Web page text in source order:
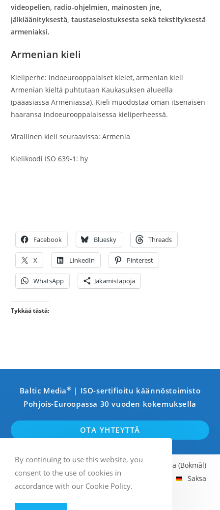
videopelien, radio-ohjelmien, mainosten jne,
jälkiäänityksestä, taustaselostuksesta sekä tekstityksestä
armeniaksi.
Armenian kieli
Kieliperhe: indoeurooppalaiset kielet, armenian kieli
Armenian kieltä puhtutaan Kaukasuksen alueella
(pääasiassa Armeniassa). Kieli muodostaa oman itsenäisen
haaransa indoeurooppalaisessa kieliperheessä.
Virallinen kieli seuraavissa: Armenia
Kielikoodi ISO 639-1: hy
Facebook Bluesky Threads
X LinkedIn Pinterest
WhatsApp Jakamistapoja
Tykkää tästä:
Baltic Media® | ISO-sertifioitu käännöstoimisto
Pohjois-Euroopassa 30 vuoden kokemuksella
OTA YHTEYTTÄ
Englanti Ruotsi Suomi
Norja (Bokmål)
Latvia
Viro Liettua
Saksa
Ranska
Italia
By continuing to use this website, you
consent to the use of cookies in
accordance with our Cookie Policy.